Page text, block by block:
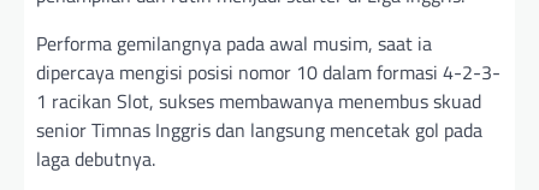
Performa gemilangnya pada awal musim, saat ia
dipercaya mengisi posisi nomor 10 dalam formasi 4-2-3-
1 racikan Slot, sukses membawanya menembus skuad
senior Timnas Inggris dan langsung mencetak gol pada
laga debutnya.